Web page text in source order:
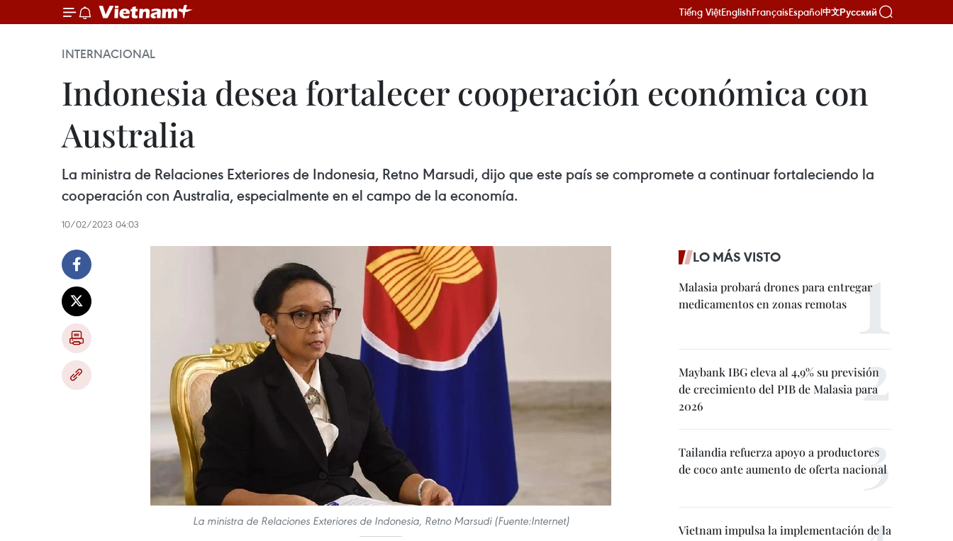
Tiếng ViệtEnglishFrançaisEspañol中文Русский
INTERNACIONAL
Indonesia desea fortalecer cooperación económica con
Australia
La ministra de Relaciones Exteriores de Indonesia, Retno Marsudi, dijo que este país se compromete a continuar fortaleciendo la
cooperación con Australia, especialmente en el campo de la economía.
10/02/2023 04:03
La ministra de Relaciones Exteriores de Indonesia, Retno Marsudi (Fuente:Internet)
LO MÁS VISTO
Malasia probará drones para entregar
medicamentos en zonas remotas
Maybank IBG eleva al 4,9% su previsión
de crecimiento del PIB de Malasia para
2026
Tailandia refuerza apoyo a productores
de coco ante aumento de oferta nacional
Vietnam impulsa la implementación de la